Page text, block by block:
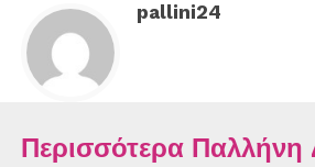
pallini24
Περισσότερα Παλλήνη